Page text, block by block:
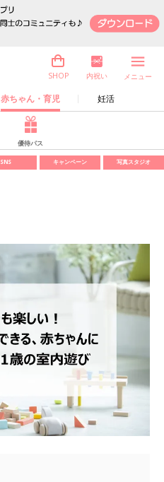
赤ちゃん・育児 妊活
SHOP 内祝い メニュー
優待パス
SNS キャンペーン 写真スタジオ